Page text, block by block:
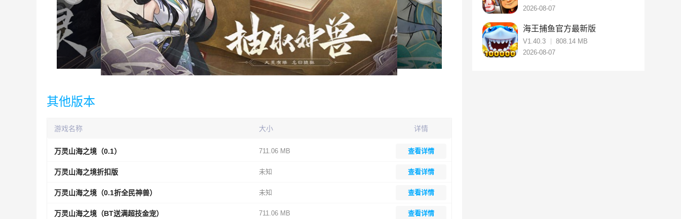
其他版本
游戏名称 大小 详情
万灵山海之境（0.1） 711.06 MB 查看详情
万灵山海之境折扣版 未知 查看详情
万灵山海之境（0.1折全民神兽） 未知 查看详情
万灵山海之境（BT送满超技金宠） 711.06 MB 查看详情
2026-08-07
海王捕鱼官方最新版
V1.40.3
808.14 MB
2026-08-07